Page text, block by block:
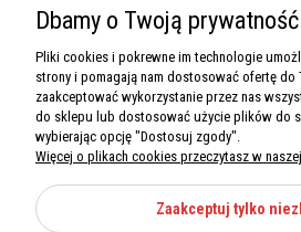
Sawim Group Mariusz Zdyb sp. k.
NIP: 5130284470
REGON: 5246591010
O nas
Informacje
Dbamy o Twoją prywatność
Pliki cookies i pokrewne im technologie
strony i pomagają nam dostosować ofertę
zaakceptować wykorzystanie przez nas
do sklepu lub dostosować użycie plików do
wybierając opcję "Dostosuj zgody".
Więcej o plikach cookies przeczytasz w
Zaakceptuj tylko